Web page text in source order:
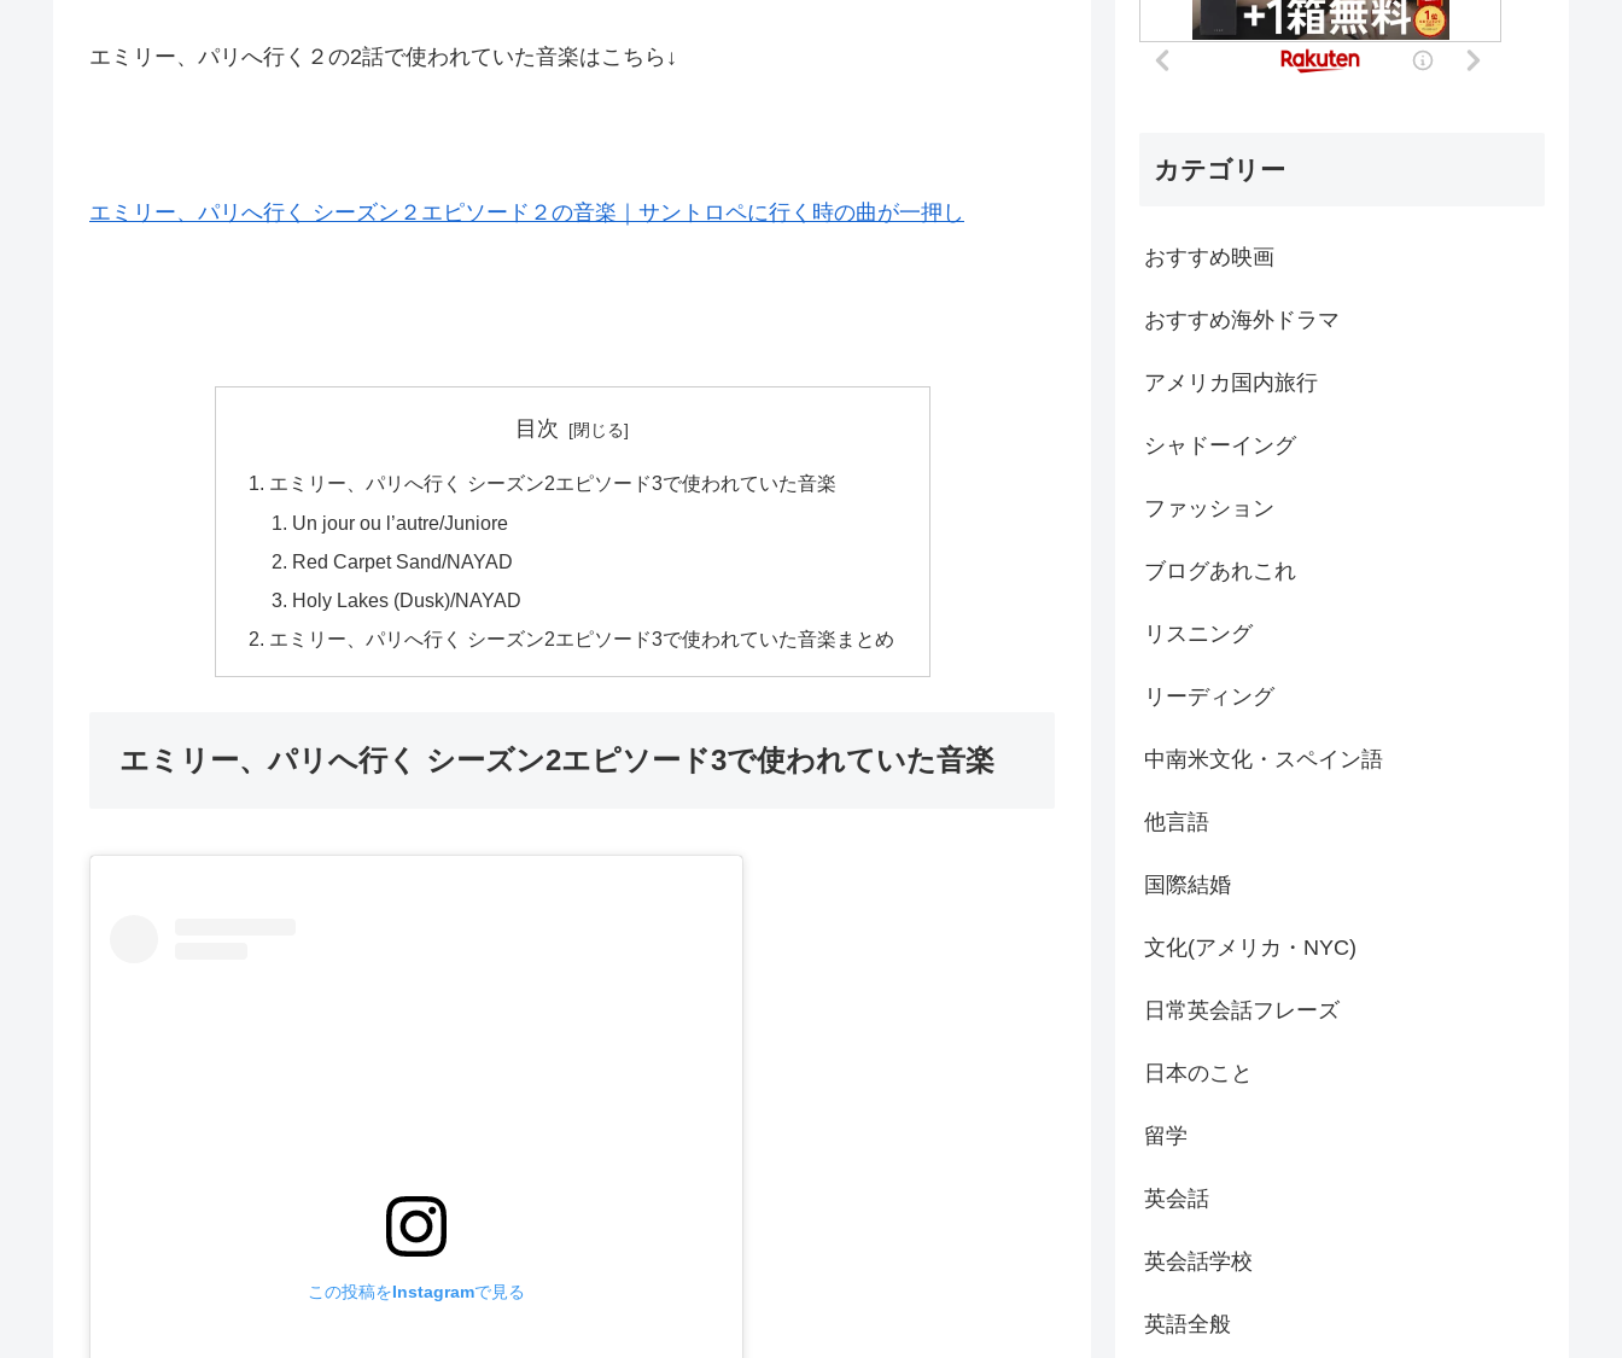
エミリー、パリへ行く２の2話で使われていた音楽はこちら↓
エミリー、パリへ行く シーズン２エピソード２の音楽｜サントロペに行く時の曲が一押し
目次
エミリー、パリへ行く シーズン2エピソード3で使われていた音楽
Un jour ou l’autre/Juniore
Red Carpet Sand/NAYAD
Holy Lakes (Dusk)/NAYAD
エミリー、パリへ行く シーズン2エピソード3で使われていた音楽まとめ
エミリー、パリへ行く シーズン2エピソード3で使われていた音楽
この投稿をInstagramで見る
カテゴリー
おすすめ映画
おすすめ海外ドラマ
アメリカ国内旅行
シャドーイング
ファッション
ブログあれこれ
リスニング
リーディング
中南米文化・スペイン語
他言語
国際結婚
文化(アメリカ・NYC)
日常英会話フレーズ
日本のこと
留学
英会話
英会話学校
英語全般